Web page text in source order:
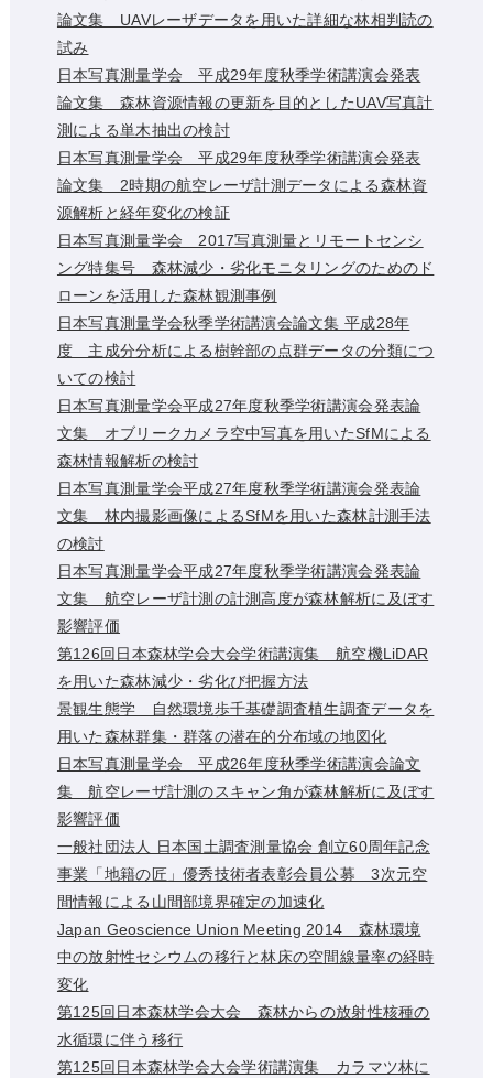
論文集 UAVレーザデータを用いた詳細な林相判読の
試み
日本写真測量学会 平成29年度秋季学術講演会発表
論文集 森林資源情報の更新を目的としたUAV写真計
測による単木抽出の検討
日本写真測量学会 平成29年度秋季学術講演会発表
論文集 2時期の航空レーザ計測データによる森林資
源解析と経年変化の検証
日本写真測量学会 2017写真測量とリモートセンシ
ング特集号 森林減少・劣化モニタリングのためのド
ローンを活用した森林観測事例
日本写真測量学会秋季学術講演会論文集 平成28年
度 主成分分析による樹幹部の点群データの分類につ
いての検討
日本写真測量学会平成27年度秋季学術講演会発表論
文集 オブリークカメラ空中写真を用いたSfMによる
森林情報解析の検討
日本写真測量学会平成27年度秋季学術講演会発表論
文集 林内撮影画像によるSfMを用いた森林計測手法
の検討
日本写真測量学会平成27年度秋季学術講演会発表論
文集 航空レーザ計測の計測高度が森林解析に及ぼす
影響評価
第126回日本森林学会大会学術講演集 航空機LiDAR
を用いた森林減少・劣化び把握方法
景観生態学 自然環境歩千基礎調査植生調査データを
用いた森林群集・群落の潜在的分布域の地図化
日本写真測量学会 平成26年度秋季学術講演会論文
集 航空レーザ計測のスキャン角が森林解析に及ぼす
影響評価
一般社団法人 日本国土調査測量協会 創立60周年記念
事業「地籍の匠」優秀技術者表彰会員公募 3次元空
間情報による山間部境界確定の加速化
Japan Geoscience Union Meeting 2014 森林環境
中の放射性セシウムの移行と林床の空間線量率の経時
変化
第125回日本森林学会大会 森林からの放射性核種の
水循環に伴う移行
第125回日本森林学会大会学術講演集 カラマツ林に